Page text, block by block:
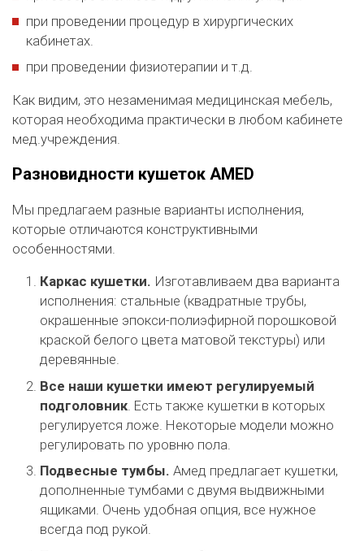
при проведении процедур в хирургических
кабинетах.
при проведении физиотерапии и т.д.
Как видим, это незаменимая медицинская мебель,
которая необходима практически в любом кабинете
мед.учреждения.
Разновидности кушеток AMED
Мы предлагаем разные варианты исполнения,
которые отличаются конструктивными
особенностями.
Каркас кушетки. Изготавливаем два варианта
исполнения: стальные (квадратные трубы,
окрашенные эпокси-полиэфирной порошковой
краской белого цвета матовой текстуры) или
деревянные.
Все наши кушетки имеют регулируемый
подголовник. Есть также кушетки в которых
регулируется ложе. Некоторые модели можно
регулировать по уровню пола.
Подвесные тумбы. Амед предлагает кушетки,
дополненные тумбами с двумя выдвижными
ящиками. Очень удобная опция, все нужное
всегда под рукой.